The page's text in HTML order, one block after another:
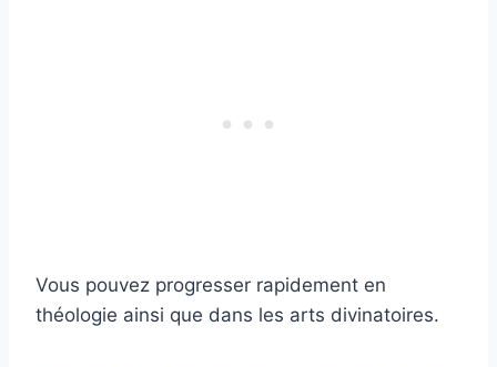
Vous pouvez progresser rapidement en
théologie ainsi que dans les arts divinatoires.